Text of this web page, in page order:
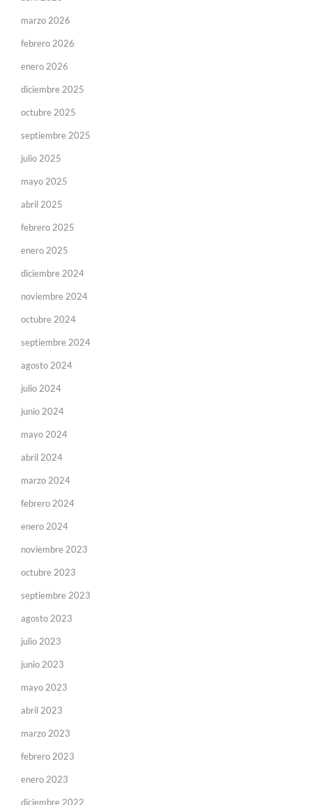
marzo 2026
febrero 2026
enero 2026
diciembre 2025
octubre 2025
septiembre 2025
julio 2025
mayo 2025
abril 2025
febrero 2025
enero 2025
diciembre 2024
noviembre 2024
octubre 2024
septiembre 2024
agosto 2024
julio 2024
junio 2024
mayo 2024
abril 2024
marzo 2024
febrero 2024
enero 2024
noviembre 2023
octubre 2023
septiembre 2023
agosto 2023
julio 2023
junio 2023
mayo 2023
abril 2023
marzo 2023
febrero 2023
enero 2023
diciembre 2022